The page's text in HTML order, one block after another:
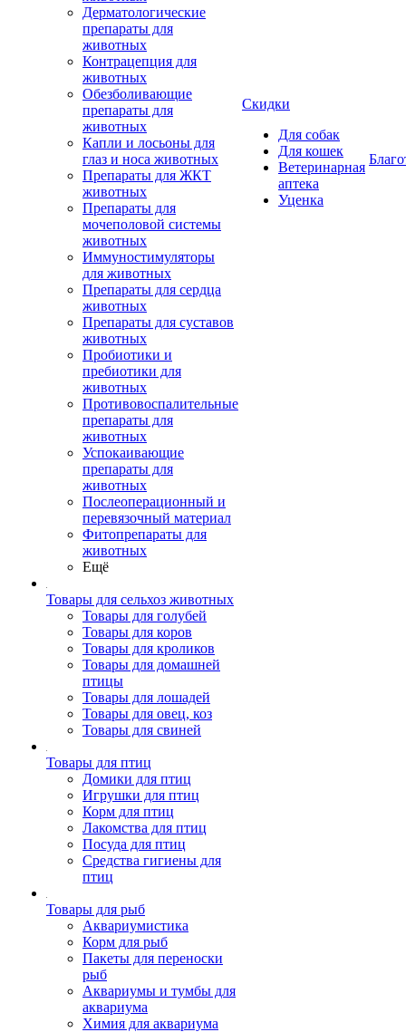
Дерматологические
препараты для
животных
Контрацепция для
животных
Обезболивающие
препараты для
животных
Капли и лосьоны для
глаз и носа животных
Препараты для ЖКТ
животных
Препараты для
мочеполовой системы
животных
Иммуностимуляторы
для животных
Препараты для сердца
животных
Препараты для суставов
животных
Пробиотики и
пребиотики для
животных
Противовоспалительные
препараты для
животных
Успокаивающие
препараты для
животных
Послеоперационный и
перевязочный материал
Фитопрепараты для
животных
Ещё
Товары для сельхоз животных
Товары для голубей
Товары для коров
Товары для кроликов
Товары для домашней
птицы
Товары для лошадей
Товары для овец, коз
Товары для свиней
Товары для птиц
Домики для птиц
Игрушки для птиц
Корм для птиц
Лакомства для птиц
Посуда для птиц
Средства гигиены для
птиц
Товары для рыб
Аквариумистика
Корм для рыб
Пакеты для переноски
рыб
Аквариумы и тумбы для
аквариума
Химия для аквариума
Скидки
Для собак
Для кошек
Ветеринарная
аптека
Уценка